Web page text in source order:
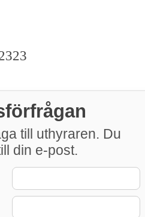
till uthyraren. Du
din e-post.